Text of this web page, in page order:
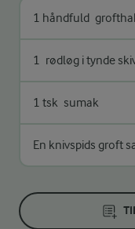
1 håndfuld
1 rødløg i tynde
1 tsk sumak
En knivspids groft